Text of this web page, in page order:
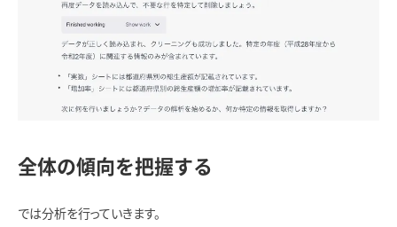
全体の傾向を把握する
では分析を行っていきます。